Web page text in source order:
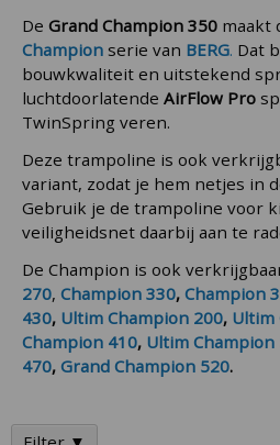
De Grand Champion 350 maakt
Champion serie van BERG. Dat
bouwkwaliteit en uitstekend
luchtdoorlatende AirFlow Pro
TwinSpring veren.
Deze trampoline is ook
variant, zodat je hem netjes in
Gebruik je de trampoline voor
veiligheidsnet daarbij aan te
De Champion is ook
270, Champion 330, Champion
430, Ultim Champion 200, Ultim
Champion 410, Ultim Champion
470, Grand Champion 520.